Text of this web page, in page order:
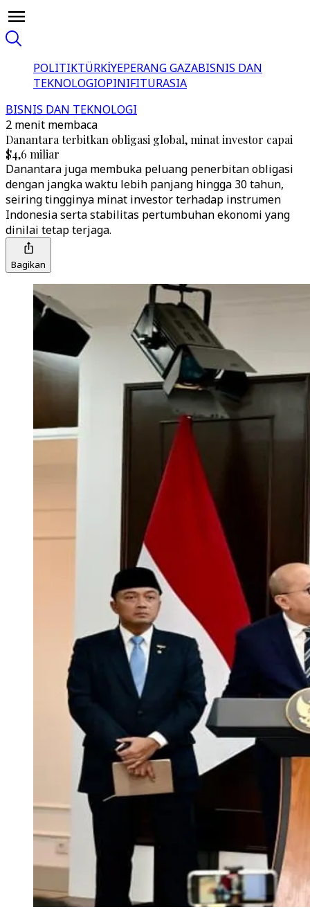
POLITIKTÜRKİYEPERANG GAZABISNIS DAN
TEKNOLOGIOPINIFITURASIA
BISNIS DAN TEKNOLOGI
2 menit membaca
Danantara terbitkan obligasi global, minat investor capai
$4,6 miliar
Danantara juga membuka peluang penerbitan obligasi
dengan jangka waktu lebih panjang hingga 30 tahun,
seiring tingginya minat investor terhadap instrumen
Indonesia serta stabilitas pertumbuhan ekonomi yang
dinilai tetap terjaga.
Bagikan